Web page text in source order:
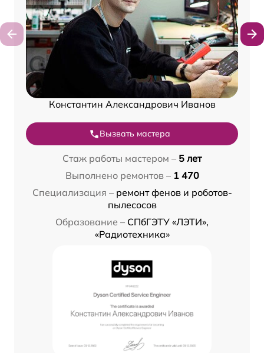
Константин Александрович Иванов
Вызвать мастера
Стаж работы мастером – 5 лет
Выполнено ремонтов – 1 470
Специализация – ремонт фенов и роботов-
пылесосов
Образование – СПбГЭТУ «ЛЭТИ»,
«Радиотехника»